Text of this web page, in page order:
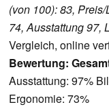
(von 100): 83,
74, Ausstattung 97,
Vergleich, online
Bewertung:
Ausstattung: 97%
Ergonomie: 73%